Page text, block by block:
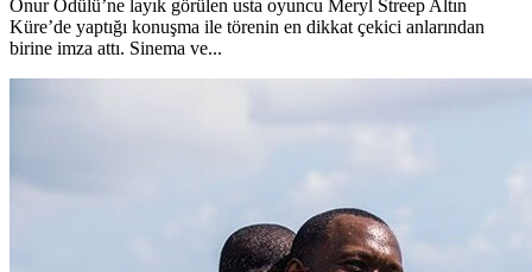
Onur Ödülü’ne layık görülen usta oyuncu Meryl Streep Altın
Küre’de yaptığı konuşma ile törenin en dikkat çekici anlarından
birine imza attı. Sinema ve...